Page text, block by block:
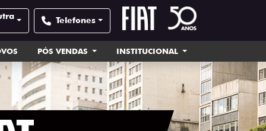
Telefones
PÓS VENDAS INSTITUCIONAL